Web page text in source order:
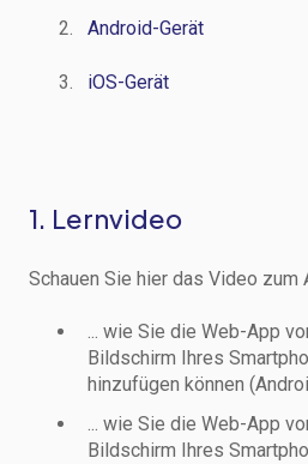
Android-Gerät
iOS-Gerät
1. Lernvideo
Schauen Sie hier das Video zum
... wie Sie die Web-App
Bildschirm Ihres
hinzufügen können
... wie Sie die Web-App
Bildschirm Ihres